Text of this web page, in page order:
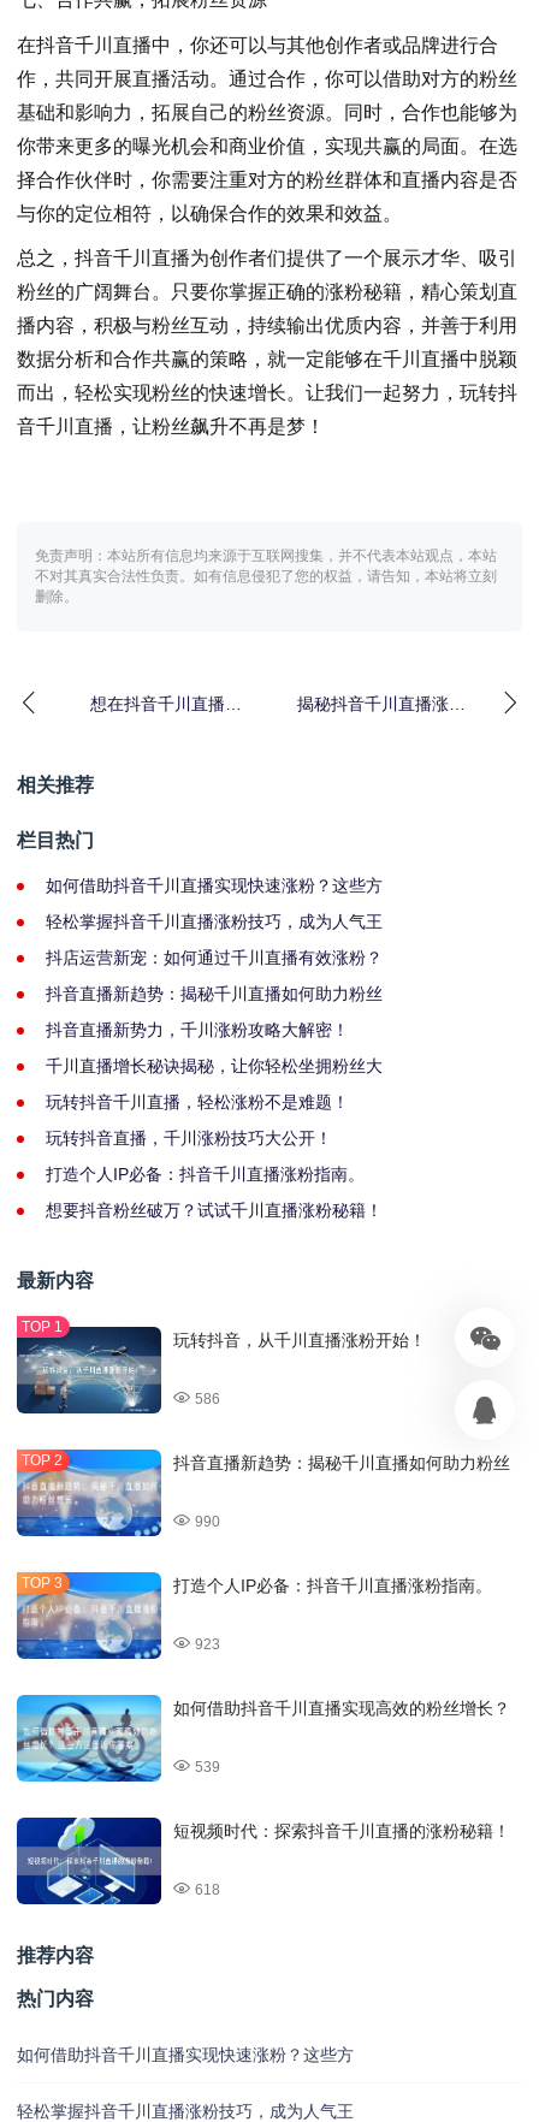
在抖音千川直播中，你还可以与其他创作者或品牌进行合
作，共同开展直播活动。通过合作，你可以借助对方的粉丝
基础和影响力，拓展自己的粉丝资源。同时，合作也能够为
你带来更多的曝光机会和商业价值，实现共赢的局面。在选
择合作伙伴时，你需要注重对方的粉丝群体和直播内容是否
与你的定位相符，以确保合作的效果和效益。
总之，抖音千川直播为创作者们提供了一个展示才华、吸引
粉丝的广阔舞台。只要你掌握正确的涨粉秘籍，精心策划直
播内容，积极与粉丝互动，持续输出优质内容，并善于利用
数据分析和合作共赢的策略，就一定能够在千川直播中脱颖
而出，轻松实现粉丝的快速增长。让我们一起努力，玩转抖
音千川直播，让粉丝飙升不再是梦！
免责声明：本站所有信息均来源于互联网搜集，并不代表本站观点，本站
不对其真实合法性负责。如有信息侵犯了您的权益，请告知，本站将立刻
删除。
想在抖音千川直播涨
揭秘抖音千川直播涨粉
相关推荐
栏目热门
如何借助抖音千川直播实现快速涨粉？这些方
轻松掌握抖音千川直播涨粉技巧，成为人气王
抖店运营新宠：如何通过千川直播有效涨粉？
抖音直播新趋势：揭秘千川直播如何助力粉丝
抖音直播新势力，千川涨粉攻略大解密！
千川直播增长秘诀揭秘，让你轻松坐拥粉丝大
玩转抖音千川直播，轻松涨粉不是难题！
玩转抖音直播，千川涨粉技巧大公开！
打造个人IP必备：抖音千川直播涨粉指南。
想要抖音粉丝破万？试试千川直播涨粉秘籍！
最新内容
玩转抖音，从千川直播涨粉开始！
586
抖音直播新趋势：揭秘千川直播如何助力粉丝
990
打造个人IP必备：抖音千川直播涨粉指南。
923
如何借助抖音千川直播实现高效的粉丝增长？
539
短视频时代：探索抖音千川直播的涨粉秘籍！
618
推荐内容
热门内容
如何借助抖音千川直播实现快速涨粉？这些方
轻松掌握抖音千川直播涨粉技巧，成为人气王